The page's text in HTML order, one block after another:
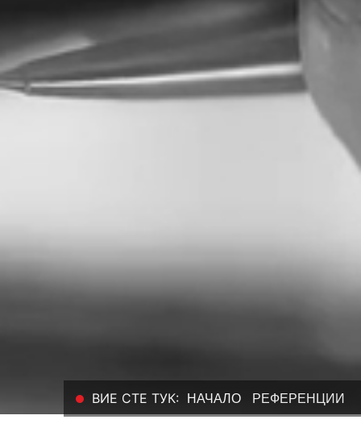
ВИЕ СТЕ ТУК: НАЧАЛО РЕФЕРЕНЦИИ